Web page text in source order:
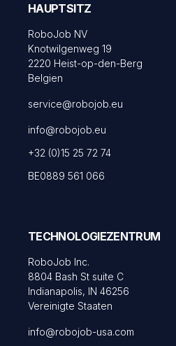
HAUPTSITZ
RoboJob NV
Knotwilgenweg 19
2220 Heist-op-den-Berg
Belgien
service@robojob.eu
info@robojob.eu
+32 (0)15 25 72 74
BE0889 561 066
TECHNOLOGIEZENTRUM
RoboJob Inc.
8804 Bash St suite C
Indianapolis, IN 46256
Vereinigte Staaten
info@robojob-usa.com